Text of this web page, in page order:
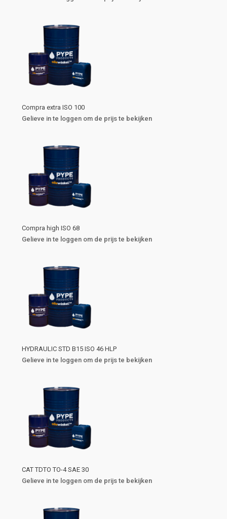
Compra extra ISO 100
Gelieve in te loggen om de prijs te bekijken
Compra high ISO 68
Gelieve in te loggen om de prijs te bekijken
HYDRAULIC STD B15 ISO 46 HLP
Gelieve in te loggen om de prijs te bekijken
CAT TDTO TO-4 SAE 30
Gelieve in te loggen om de prijs te bekijken